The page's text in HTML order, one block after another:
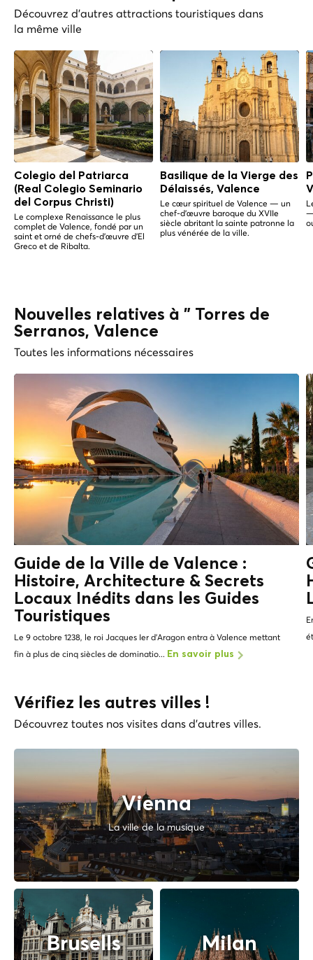
Découvrez d'autres attractions touristiques dans
la même ville
Colegio del Patriarca
(Real Colegio Seminario
del Corpus Christi)
Le complexe Renaissance le plus
complet de Valence, fondé par un
saint et orné de chefs-d'œuvre d'El
Greco et de Ribalta.
Basilique de la Vierge des
Délaissés, Valence
Le cœur spirituel de Valence — un
chef-d'œuvre baroque du XVIIe
siècle abritant la sainte patronne la
plus vénérée de la ville.
—
Nouvelles relatives à " Torres de
Serranos, Valence
Toutes les informations nécessaires
Guide de la Ville de Valence :
Histoire, Architecture & Secrets
Locaux
Inédits dans les Guides
Touristiques
Le 9 octobre 1238, le roi Jacques Ier d'Aragon entra à Valence mettant
fin à plus de cinq siècles de dominatio... En savoir plus
Vérifiez les autres villes !
Découvrez toutes nos visites dans d'autres villes.
Vienna
La ville de la musique
Brusells Milan